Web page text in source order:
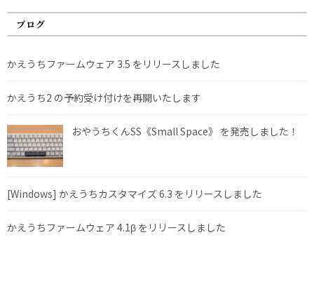
ブログ
かえうちファームウェア 3.5 をリリースしました
かえうち2 の予約受け付けを再開いたします
おやうちくんSS《Small Space》 を発売しました！
[Windows] かえうちカスタマイズ 6.3 をリリースしました
かえうちファームウェア 4.1β をリリースしました